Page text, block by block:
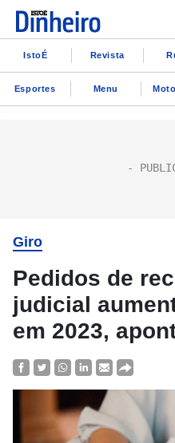
IstoÉ Revista
Esportes Menu
Giro
Pedidos de
judicial
em 2023,